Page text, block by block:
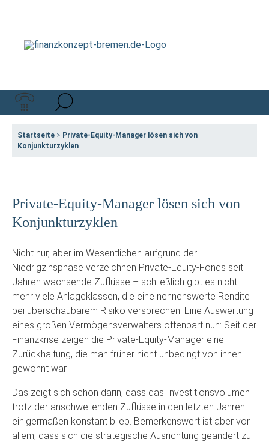
Startseite > Private-Equity-Manager lösen sich von
Konjunkturzyklen
Private-Equity-Manager lösen sich von
Konjunkturzyklen
Nicht nur, aber im Wesentlichen aufgrund der
Niedrigzinsphase verzeichnen Private-Equity-Fonds seit
Jahren wachsende Zuflüsse – schließlich gibt es nicht
mehr viele Anlageklassen, die eine nennenswerte Rendite
bei überschaubarem Risiko versprechen. Eine Auswertung
eines großen Vermögensverwalters offenbart nun: Seit der
Finanzkrise zeigen die Private-Equity-Manager eine
Zurückhaltung, die man früher nicht unbedingt von ihnen
gewohnt war.
Das zeigt sich schon darin, dass das Investitionsvolumen
trotz der anschwellenden Zuflüsse in den letzten Jahren
einigermaßen konstant blieb. Bemerkenswert ist aber vor
allem, dass sich die strategische Ausrichtung geändert zu